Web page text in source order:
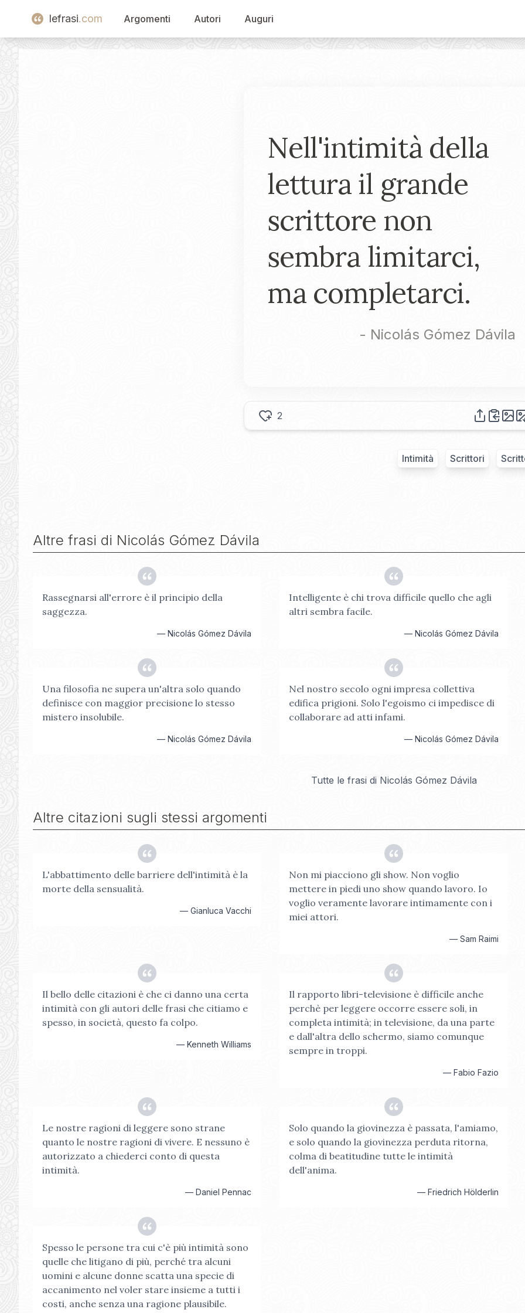
lefrasi.com Argomenti Autori Auguri
Nell'intimità della
lettura il grande
scrittore non
sembra limitarci,
ma completarci.
- Nicolás Gómez Dávila
2
Intimità Scrittori
Altre frasi di Nicolás Gómez Dávila
Rassegnarsi all'errore è il principio della
saggezza.
—Nicolás Gómez Dávila
Intelligente è chi trova difficile quello che agli
altri sembra facile.
— Nicolás Gómez Dávila
Una filosofia ne supera un'altra solo quando
definisce con maggior precisione lo stesso
mistero insolubile.
—Nicolás Gómez Dávila
Nel nostro secolo ogni impresa collettiva
edifica prigioni. Solo l'egoismo ci impedisce di
collaborare ad atti infami.
— Nicolás Gómez Dávila
Tutte le frasi di Nicolás Gómez Dávila
Altre citazioni sugli stessi argomenti
L'abbattimento delle barriere dell'intimità è la
morte della sensualità.
—Gianluca Vacchi
Non mi piacciono gli show. Non voglio
mettere in piedi uno show quando lavoro. Io
voglio veramente lavorare intimamente con i
miei attori.
— Sam Raimi
Il bello delle citazioni è che ci danno una certa
intimità con gli autori delle frasi che citiamo e
spesso, in società, questo fa colpo.
—Kenneth Williams
Il rapporto libri-televisione è difficile anche
perchè per leggere occorre essere soli, in
completa intimità; in televisione, da una parte
e dall'altra dello schermo, siamo comunque
sempre in troppi.
— Fabio Fazio
Le nostre ragioni di leggere sono strane
quanto le nostre ragioni di vivere. E nessuno è
autorizzato a chiederci conto di questa
intimità.
—Daniel Pennac
Solo quando la giovinezza è passata, l'amiamo,
e solo quando la giovinezza perduta ritorna,
colma di beatitudine tutte le intimità
dell'anima.
— Friedrich Hölderlin
Spesso le persone tra cui c'è più intimità sono
quelle che litigano di più, perché tra alcuni
uomini e alcune donne scatta una specie di
accanimento nel voler stare insieme a tutti i
costi, anche senza una ragione plausibile.